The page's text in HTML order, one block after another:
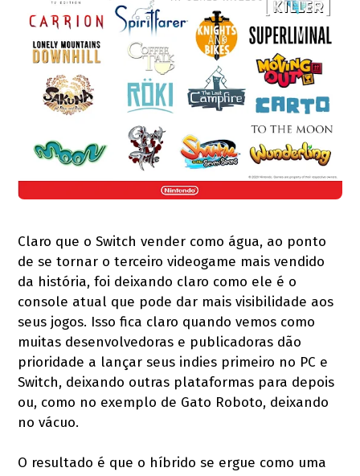
Claro que o Switch vender como água, ao ponto
de se tornar o terceiro videogame mais vendido
da história, foi deixando claro como ele é o
console atual que pode dar mais visibilidade aos
seus jogos. Isso fica claro quando vemos como
muitas desenvolvedoras e publicadoras dão
prioridade a lançar seus indies primeiro no PC e
Switch, deixando outras plataformas para depois
ou, como no exemplo de Gato Roboto, deixando
no vácuo.
O resultado é que o híbrido se ergue como uma